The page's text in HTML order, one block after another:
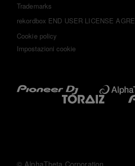
Trademarks
rekordbox END USER LICENSE
Cookie policy
Impostazioni cookie
© AlphaTheta Corporation